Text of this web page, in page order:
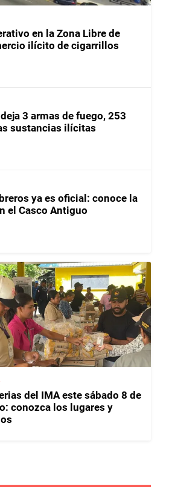
en la Zona Libre de
ilícito de cigarrillos
3 armas de fuego, 253
sustancias ilícitas
ya es oficial: conoce la
el Casco Antiguo
del IMA este sábado 8 de
conozca los lugares y